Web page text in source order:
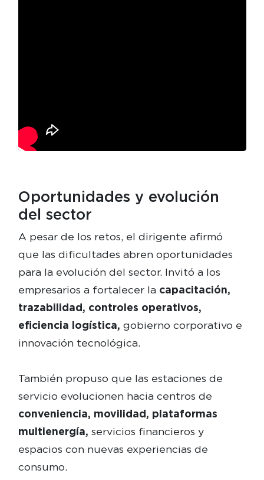
Oportunidades y evolución
del sector
A pesar de los retos, el dirigente afirmó
que las dificultades abren oportunidades
para la evolución del sector. Invitó a los
empresarios a fortalecer la capacitación,
trazabilidad, controles operativos,
eficiencia logística, gobierno corporativo e
innovación tecnológica.
También propuso que las estaciones de
servicio evolucionen hacia centros de
conveniencia, movilidad, plataformas
multienergía, servicios financieros y
espacios con nuevas experiencias de
consumo.